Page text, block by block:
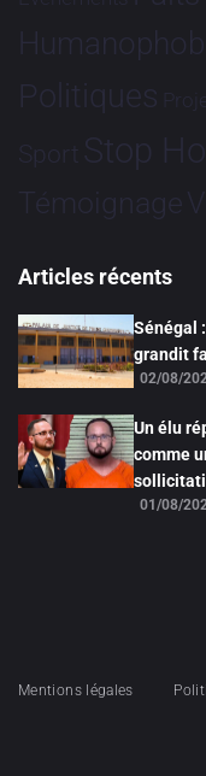
Politiques
Sport Stop
Témoignage
Articles récents
Sénégal
grandit
02/08/
Un élu
comme
01/08/
Mentions légales